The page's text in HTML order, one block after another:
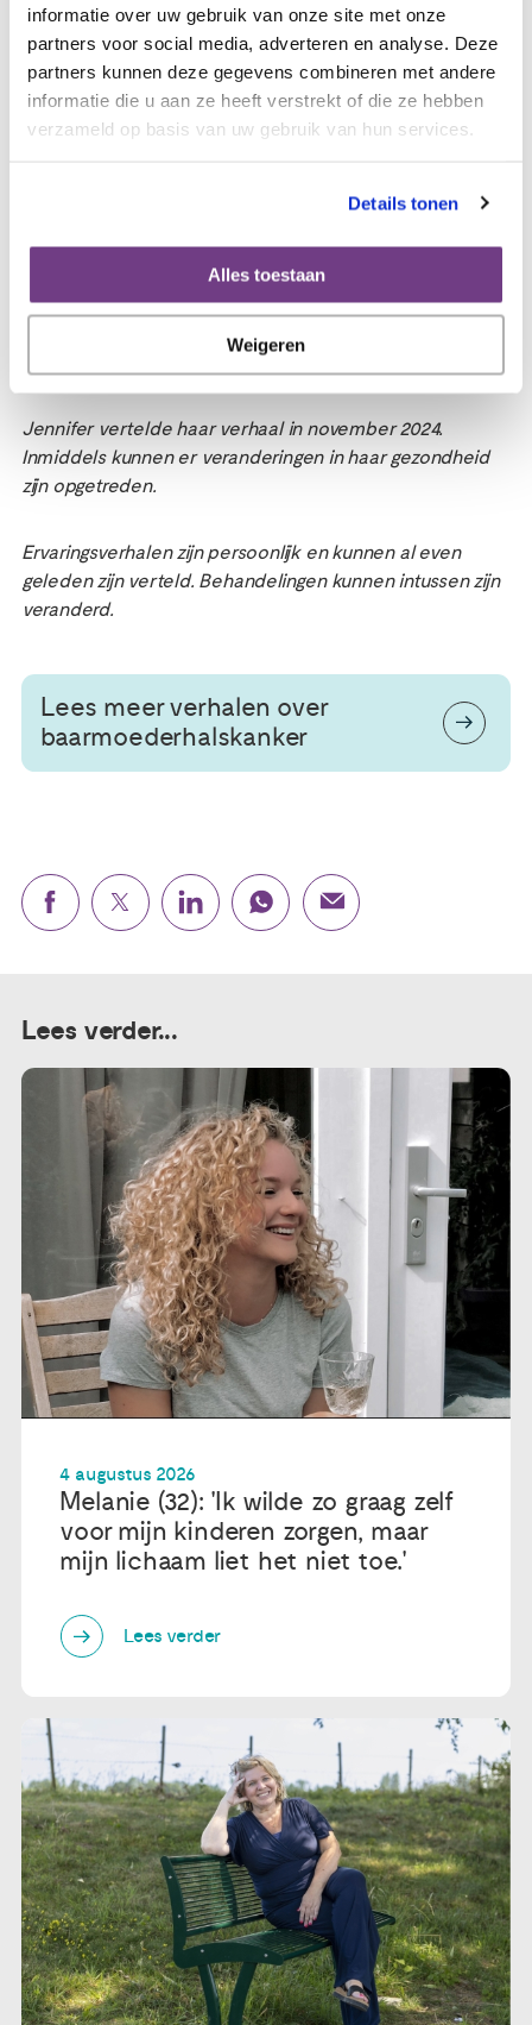
informatie over uw gebruik van onze site met onze
partners voor social media, adverteren en analyse. Deze
partners kunnen deze gegevens combineren met andere
informatie die u aan ze heeft verstrekt of die ze hebben
verzameld op basis van uw gebruik van hun services.
Details tonen
Alles toestaan
Weigeren
weer volledig aan het werk als manager bij een
bouwmarkt. Dat geeft haar rust in haar hoofd. Fysiek
wordt ze beperkt in haar beweging door lymfoedeem,
terwijl ze altijd heel sportief is geweest. Ze hoopt met
behandeling dit onder controle te krijgen. Het is haar
belangrijkste is dat ze zonder belemmeringen met haar
baarmoederhalskanker op vrouwen. “Er zijn vrouwen die
na de kankerbehandeling geen kinderen meer kunnen
krijgen. Dat lijkt me enorm heftig. Dan heb ik geluk dat ik
twee mooie kinderen heb. Ik heb veel geluk gehad.”
Jennifer vertelde haar verhaal in november 2024.
Inmiddels kunnen er veranderingen in haar gezondheid
zijn opgetreden.
Ervaringsverhalen zijn persoonlijk en kunnen al even
geleden zijn verteld. Behandelingen kunnen intussen zijn
veranderd.
Lees meer verhalen over
baarmoederhalskanker
Lees verder...
4 augustus 2026
Melanie (32): 'Ik wilde zo graag zelf
voor mijn kinderen zorgen, maar
mijn lichaam liet het niet toe.'
Lees verder